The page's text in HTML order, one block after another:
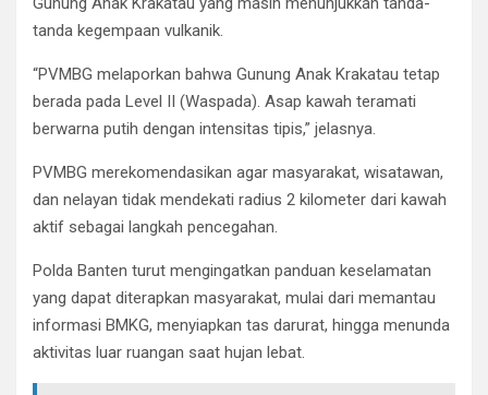
tanda kegempaan vulkanik.
“PVMBG melaporkan bahwa Gunung Anak Krakatau tetap
berada pada Level II (Waspada). Asap kawah teramati
berwarna putih dengan intensitas tipis,” jelasnya.
PVMBG merekomendasikan agar masyarakat, wisatawan,
dan nelayan tidak mendekati radius 2 kilometer dari kawah
aktif sebagai langkah pencegahan.
Polda Banten turut mengingatkan panduan keselamatan
yang dapat diterapkan masyarakat, mulai dari memantau
informasi BMKG, menyiapkan tas darurat, hingga menunda
aktivitas luar ruangan saat hujan lebat.